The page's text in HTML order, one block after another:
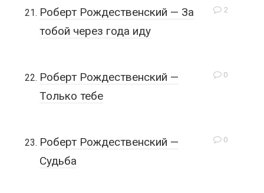
2
Роберт Рождественский — За
тобой через года иду
0
Роберт Рождественский —
Только тебе
0
Роберт Рождественский —
Судьба